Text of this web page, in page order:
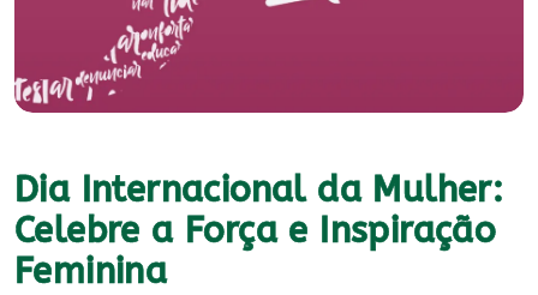
Dia Internacional da Mulher:
Celebre a Força e Inspiração
Feminina